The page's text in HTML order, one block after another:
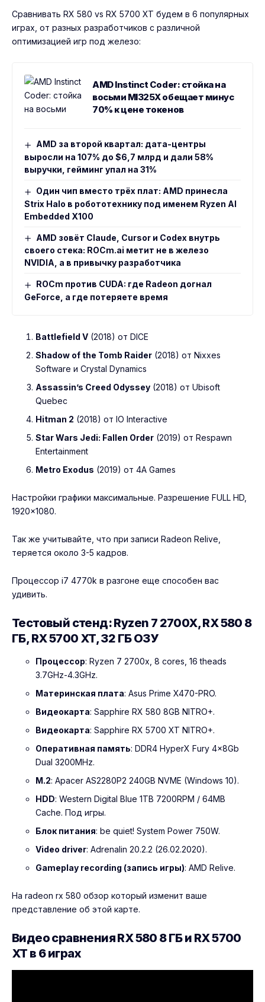
Сравнивать RX 580 vs RX 5700 XT будем в 6 популярных
играх, от разных разработчиков с различной
оптимизацией игр под железо:
AMD Instinct Coder: стойка на
восьми MI325X обещает минус
70% к цене токенов
AMD за второй квартал: дата-центры
выросли на 107% до $6,7 млрд и дали 58%
выручки, гейминг упал на 31%
Один чип вместо трёх плат: AMD принесла
Strix Halo в робототехнику под именем Ryzen AI
Embedded X100
AMD зовёт Claude, Cursor и Codex внутрь
своего стека: ROCm.ai метит не в железо
NVIDIA, а в привычку разработчика
ROCm против CUDA: где Radeon догнал
GeForce, а где потеряете время
Battlefield V (2018) от DICE
Shadow of the Tomb Raider (2018) от Nixxes
Software и Crystal Dynamics
Assassin’s Creed Odyssey (2018) от Ubisoft
Quebec
Hitman 2 (2018) от IO Interactive
Star Wars Jedi: Fallen Order (2019) от Respawn
Entertainment
Metro Exodus (2019) от 4A Games
Настройки графики максимальные. Разрешение FULL HD,
1920×1080.
Так же учитывайте, что при записи Radeon Relive,
теряется около 3-5 кадров.
Процессор i7 4770k в разгоне еще способен вас
удивить.
Тестовый стенд: Ryzen 7 2700X, RX 580 8
ГБ, RX 5700 XT, 32 ГБ ОЗУ
Процессор: Ryzen 7 2700x, 8 cores, 16 theads
3.7GHz-4.3GHz.
Материнская плата: Asus Prime X470-PRO.
Видеокарта: Sapphire RX 580 8GB NITRO+.
Видеокарта: Sapphire RX 5700 XT NITRO+.
Оперативная память: DDR4 HyperX Fury 4x8Gb
Dual 3200MHz.
M.2: Apacer AS2280P2 240GB NVME (Windows 10).
HDD: Western Digital Blue 1TB 7200RPM / 64MB
Cache. Под игры.
Блок питания: be quiet! System Power 750W.
Video driver: Adrenalin 20.2.2 (26.02.2020).
Gameplay recording (запись игры): AMD Relive.
На radeon rx 580 обзор который изменит ваше
представление об этой карте.
Видео сравнения RX 580 8 ГБ и RX 5700
XT в 6 играх